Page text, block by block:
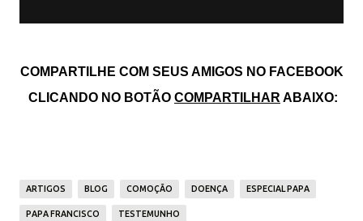
COMPARTILHE COM SEUS AMIGOS NO FACEBOOK
CLICANDO NO BOTÃO COMPARTILHAR ABAIXO:
ARTIGOS BLOG COMOÇÃO DOENÇA ESPECIAL PAPA
PAPA FRANCISCO TESTEMUNHO